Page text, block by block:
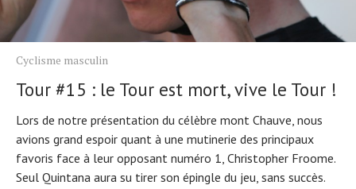
Cyclisme masculin
Tour #15 : le Tour est mort, vive le Tour !
Lors de notre présentation du célèbre mont Chauve, nous
avions grand espoir quant à une mutinerie des principaux
favoris face à leur opposant numéro 1, Christopher Froome.
Seul Quintana aura su tirer son épingle du jeu, sans succès.